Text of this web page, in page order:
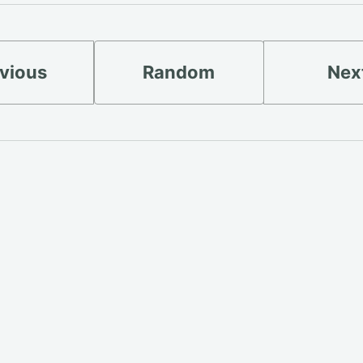
Random